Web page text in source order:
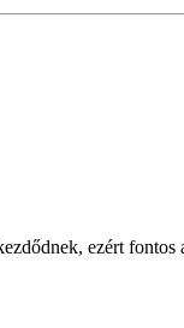
ezért fontos